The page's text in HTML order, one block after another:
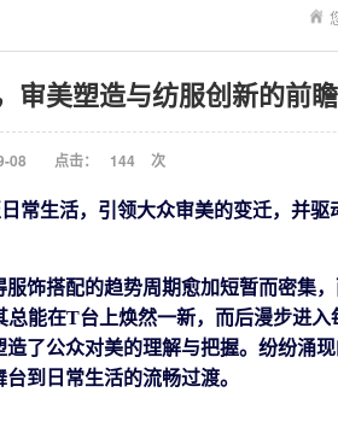
审美塑造与纺服创新的前
08 点击： 144 次
日常生活， 引领大众审美的变迁，并驱
饰搭配的趋势周期愈加短暂而密集
能在T台上焕然一新，而后漫步进
了公众对美的理解与把握。纷纷涌
到日常生活的流畅过渡。